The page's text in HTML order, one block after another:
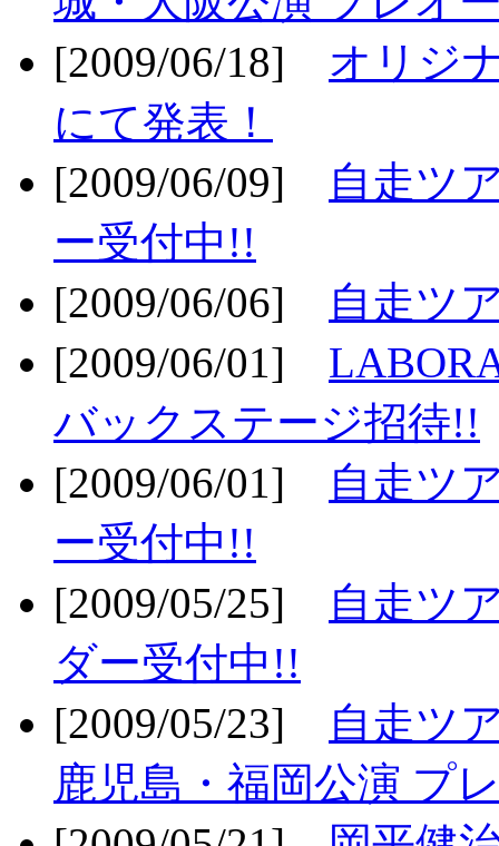
[2009/06/18] オリジ
にて発表！
[2009/06/09]
自走ツ
ー受付中!!
[2009/06/06]
自走ツ
[2009/06/01]
バックステージ招待!!
[2009/06/01]
自走ツ
ー受付中!!
[2009/05/25]
自走ツ
ダー受付中!!
[2009/05/23]
自走ツ
鹿児島・福岡公演 プ